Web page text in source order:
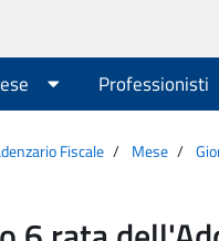
Professionisti
Fiscale Mese